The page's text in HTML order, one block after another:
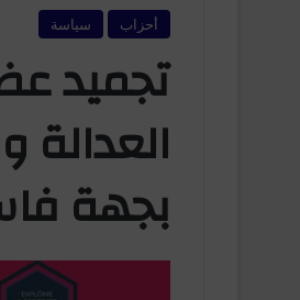
أحزاب سياسة
تجميد
بجهة